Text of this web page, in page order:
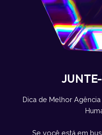
Dica de Melhor
Se você está em